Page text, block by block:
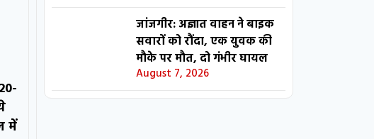
में
जांजगीर: अज्ञात वाहन ने बाइक
सवारों को रौंदा, एक युवक की
मौके पर मौत, दो गंभीर घायल
August 7, 2026